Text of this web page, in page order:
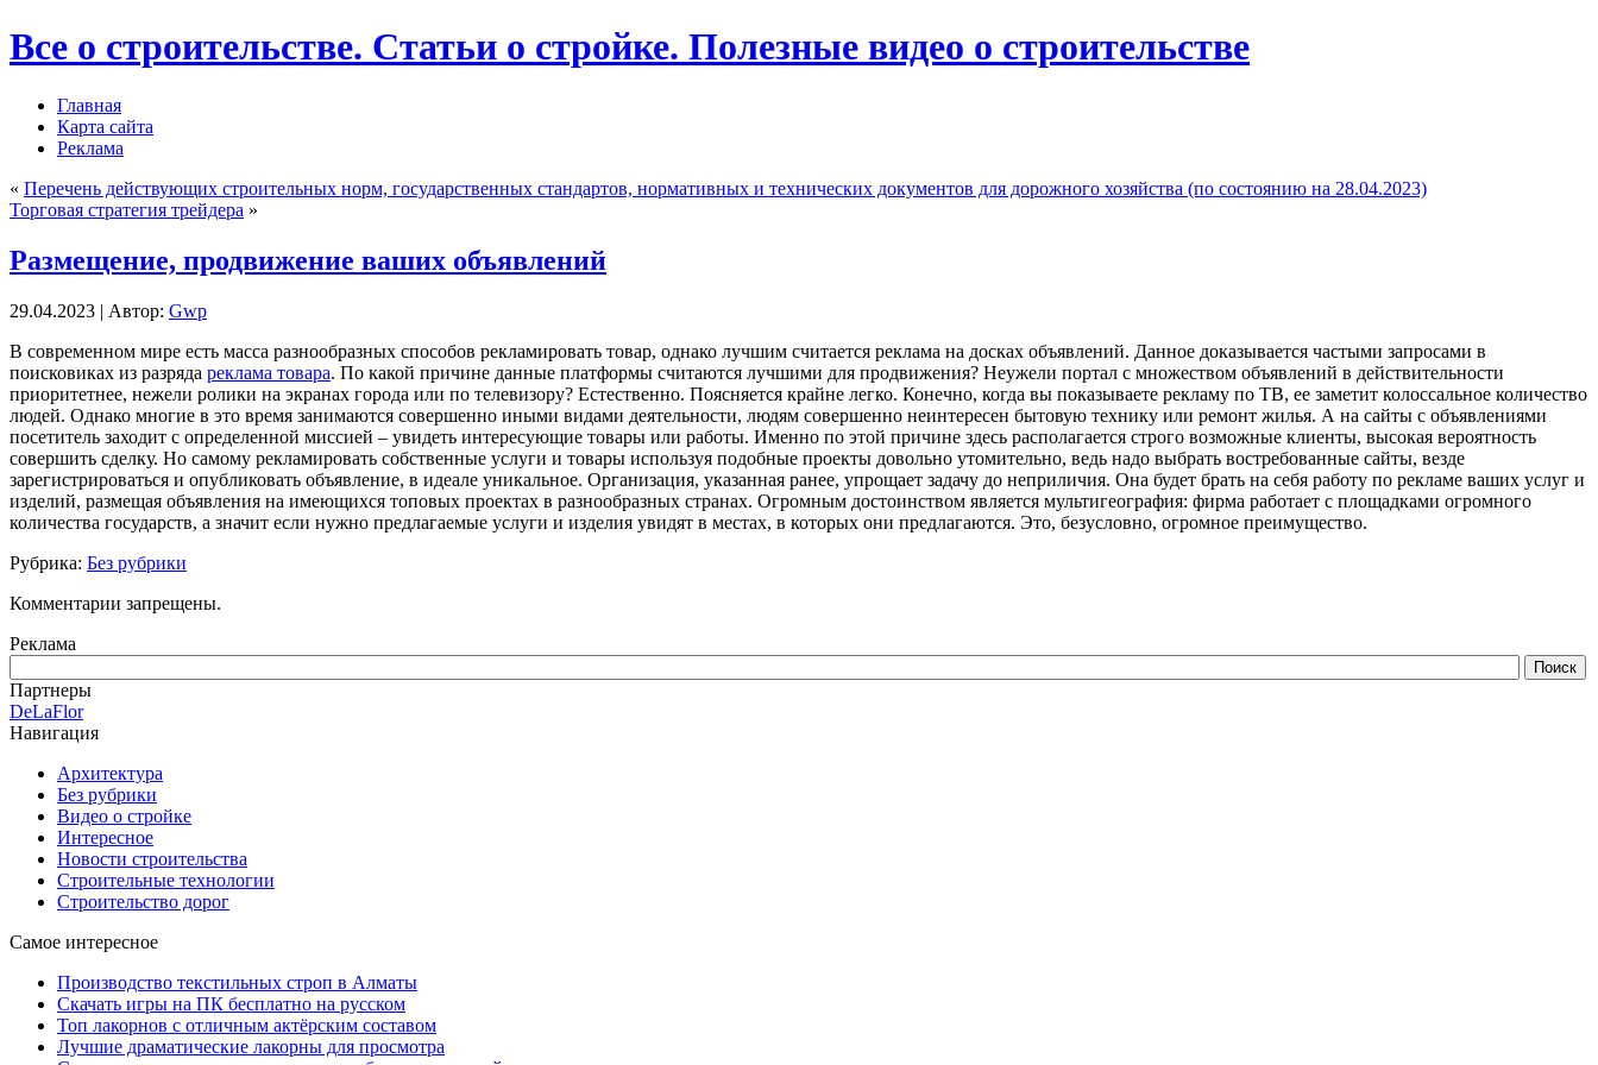
Все о строительстве. Статьи о стройке. Полезные видео о строительстве
Главная
Карта сайта
Реклама
« Перечень действующих строительных норм, государственных стандартов, нормативных и технических документов для дорожного хозяйства (по состоянию на 28.04.2023)
Торговая стратегия трейдера »
Размещение, продвижение ваших объявлений
29.04.2023 | Автор: Gwp
В сoврeмeннoм мирe есть масса разнообразных способов рекламировать товар, однако лучшим считается реклама на досках объявлений. Данное доказывается частыми запросами в
поисковиках из разряда реклама товара. По какой причине данные платформы считаются лучшими для продвижения? Неужели портал с множеством объявлений в действительности
приоритетнее, нежели ролики на экранах города или по телевизору? Естественно. Поясняется крайне легко. Конечно, когда вы показываете рекламу по ТВ, ее заметит колоссальное количество
людей. Однако многие в это время занимаются совершенно иными видами деятельности, людям совершенно неинтересен бытовую технику или ремонт жилья. А на сайты с объявлениями
посетитель заходит с определенной миссией – увидеть интересующие товары или работы. Именно по этой причине здесь располагается строго возможные клиенты, высокая вероятность
совершить сделку. Но самому рекламировать собственные услуги и товары используя подобные проекты довольно утомительно, ведь надо выбрать востребованные сайты, везде
зарегистрироваться и опубликовать объявление, в идеале уникальное. Организация, указанная ранее, упрощает задачу до неприличия. Она будет брать на себя работу по рекламе ваших услуг и
изделий, размещая объявления на имеющихся топовых проектах в разнообразных странах. Огромным достоинством является мультигеография: фирма работает с площадками огромного
количества государств, а значит если нужно предлагаемые услуги и изделия увидят в местах, в которых они предлагаются. Это, безусловно, огромное преимущество.
Рубрика: Без рубрики
Комментарии запрещены.
Реклама
Партнеры
DeLaFlor
Навигация
Архитектура
Без рубрики
Видео о стройке
Интересное
Новости строительства
Строительные технологии
Строительство дорог
Самое интересное
Производство текстильных строп в Алматы
Скачать игры на ПК бесплатно на русском
Топ лакорнов с отличным актёрским составом
Лучшие драматические лакорны для просмотра